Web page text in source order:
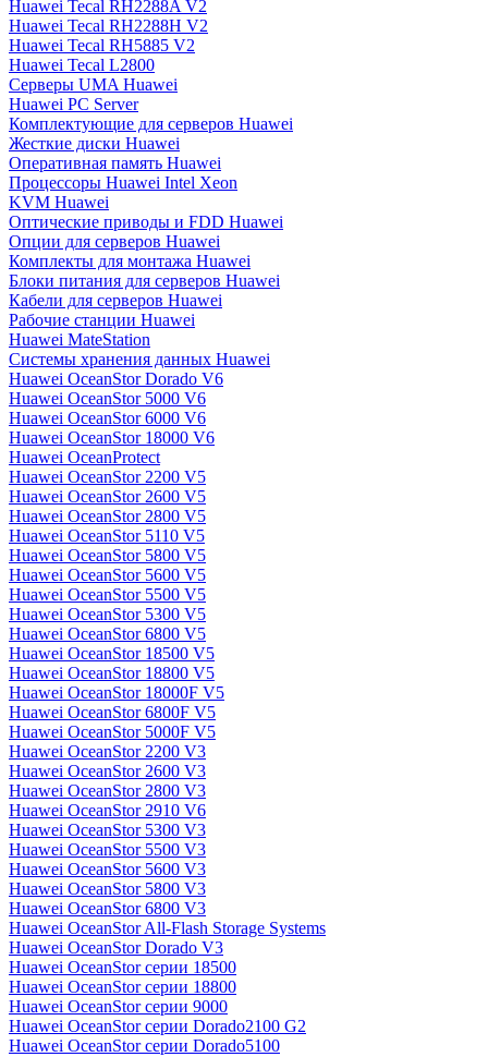
Huawei Tecal RH2288A V2
Huawei Tecal RH2288H V2
Huawei Tecal RH5885 V2
Huawei Tecal L2800
Серверы UMA Huawei
Huawei PC Server
Комплектующие для серверов Huawei
Жесткие диски Huawei
Оперативная память Huawei
Процессоры Huawei Intel Xeon
KVM Huawei
Оптические приводы и FDD Huawei
Опции для серверов Huawei
Комплекты для монтажа Huawei
Блоки питания для серверов Huawei
Кабели для серверов Huawei
Рабочие станции Huawei
Huawei MateStation
Системы хранения данных Huawei
Huawei OceanStor Dorado V6
Huawei OceanStor 5000 V6
Huawei OceanStor 6000 V6
Huawei OceanStor 18000 V6
Huawei OceanProtect
Huawei OceanStor 2200 V5
Huawei OceanStor 2600 V5
Huawei OceanStor 2800 V5
Huawei OceanStor 5110 V5
Huawei OceanStor 5800 V5
Huawei OceanStor 5600 V5
Huawei OceanStor 5500 V5
Huawei OceanStor 5300 V5
Huawei OceanStor 6800 V5
Huawei OceanStor 18500 V5
Huawei OceanStor 18800 V5
Huawei OceanStor 18000F V5
Huawei OceanStor 6800F V5
Huawei OceanStor 5000F V5
Huawei OceanStor 2200 V3
Huawei OceanStor 2600 V3
Huawei OceanStor 2800 V3
Huawei OceanStor 2910 V6
Huawei OceanStor 5300 V3
Huawei OceanStor 5500 V3
Huawei OceanStor 5600 V3
Huawei OceanStor 5800 V3
Huawei OceanStor 6800 V3
Huawei OceanStor All-Flash Storage Systems
Huawei OceanStor Dorado V3
Huawei OceanStor серии 18500
Huawei OceanStor серии 18800
Huawei OceanStor серии 9000
Huawei OceanStor серии Dorado2100 G2
Huawei OceanStor серии Dorado5100